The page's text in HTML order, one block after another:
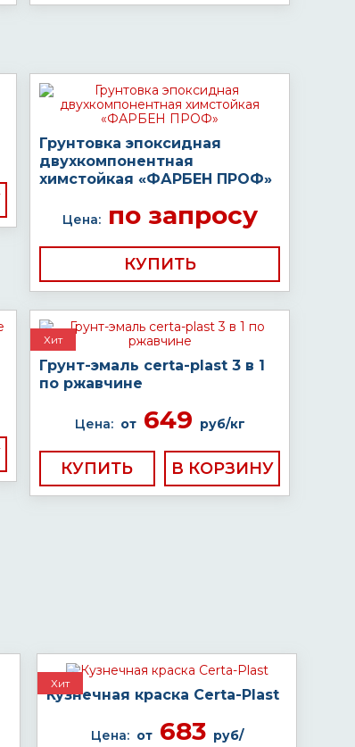
Грунтовка эпоксидная
двухкомпонентная
химстойкая «ФАРБЕН ПРОФ»
Цена:по запросу
КУПИТЬ
Хит
Грунт-эмаль certa-plast 3 в 1
по ржавчине
Цена: от649 руб/кг
КУПИТЬ
Хит
Кузнечная краска Certa-Plast
Цена: от683 руб/